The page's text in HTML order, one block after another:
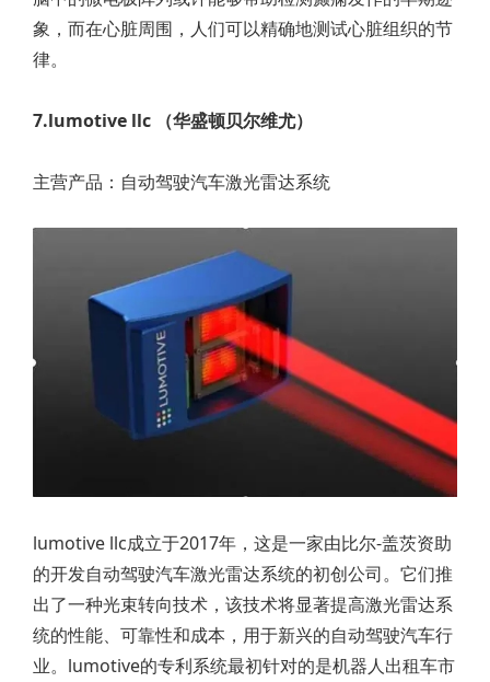
象，而在心脏周围，人们可以精确地测试心脏组织的节
律。
7.lumotive llc （华盛顿贝尔维尤）
主营产品：自动驾驶汽车激光雷达系统
lumotive llc成立于2017年，这是一家由比尔-盖茨资助
的开发自动驾驶汽车激光雷达系统的初创公司。它们推
出了一种光束转向技术，该技术将显著提高激光雷达系
统的性能、可靠性和成本，用于新兴的自动驾驶汽车行
业。lumotive的专利系统最初针对的是机器人出租车市